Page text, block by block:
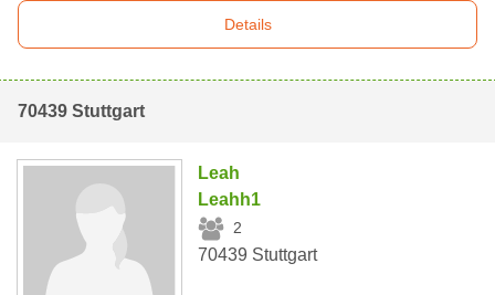
Details
70439 Stuttgart
Leah
Leahh1
2
70439 Stuttgart